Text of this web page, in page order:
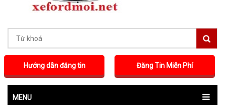
Đăng Tin Miễn Phí
Hướng dẫn đăng tin
MENU